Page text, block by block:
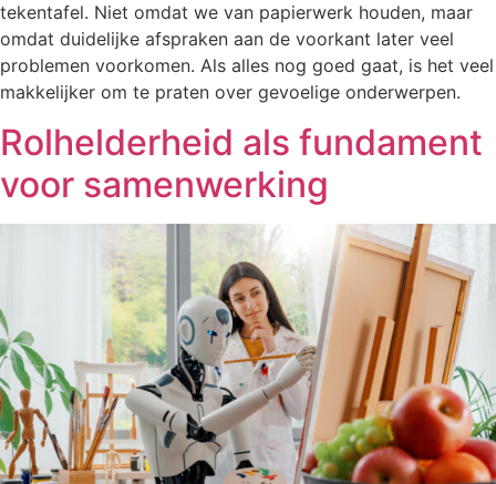
tekentafel. Niet omdat we van papierwerk houden, maar
omdat duidelijke afspraken aan de voorkant later veel
problemen voorkomen. Als alles nog goed gaat, is het veel
makkelijker om te praten over gevoelige onderwerpen.
Rolhelderheid als fundament
voor samenwerking